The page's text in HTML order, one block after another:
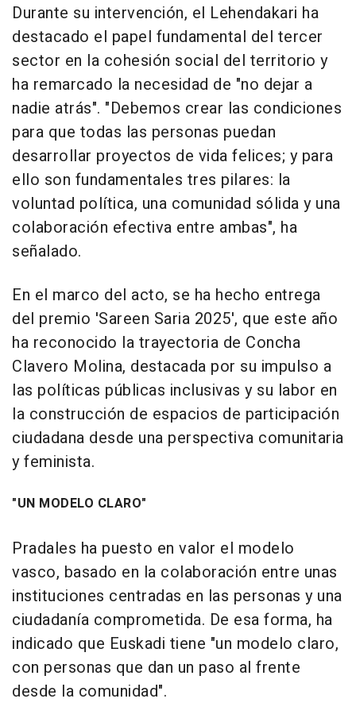
Durante su intervención, el Lehendakari ha
destacado el papel fundamental del tercer
sector en la cohesión social del territorio y
ha remarcado la necesidad de "no dejar a
nadie atrás". "Debemos crear las condiciones
para que todas las personas puedan
desarrollar proyectos de vida felices; y para
ello son fundamentales tres pilares: la
voluntad política, una comunidad sólida y una
colaboración efectiva entre ambas", ha
señalado.
En el marco del acto, se ha hecho entrega
del premio 'Sareen Saria 2025', que este año
ha reconocido la trayectoria de Concha
Clavero Molina, destacada por su impulso a
las políticas públicas inclusivas y su labor en
la construcción de espacios de participación
ciudadana desde una perspectiva comunitaria
y feminista.
"UN MODELO CLARO"
Pradales ha puesto en valor el modelo
vasco, basado en la colaboración entre unas
instituciones centradas en las personas y una
ciudadanía comprometida. De esa forma, ha
indicado que Euskadi tiene "un modelo claro,
con personas que dan un paso al frente
desde la comunidad".